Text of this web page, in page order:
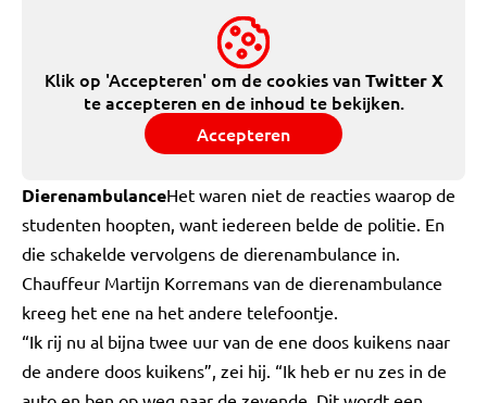
Klik op 'Accepteren' om de cookies vanTwitter X
te accepteren en de inhoud te bekijken.
Accepteren
DierenambulanceHet waren niet de reacties waarop de
studenten hoopten, want iedereen belde de politie. En
die schakelde vervolgens de dierenambulance in.
Chauffeur Martijn Korremans van de dierenambulance
kreeg het ene na het andere telefoontje.
“Ik rij nu al bijna twee uur van de ene doos kuikens naar
de andere doos kuikens”, zei hij. “Ik heb er nu zes in de